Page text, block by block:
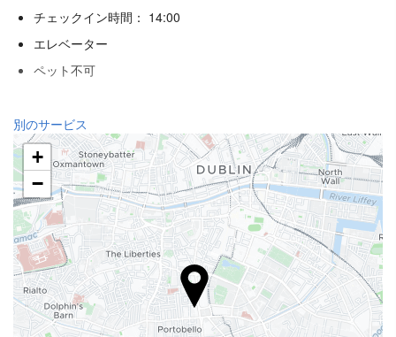
チェックイン時間： 14:00
エレベーター
ペット不可
レセプションサービス
24時間対応フロント
荷物預かり
飲食
アラカルトレストラン
バー
インターネット
別のサービス
+
−